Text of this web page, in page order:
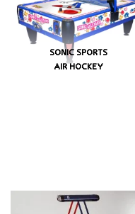
SONIC SPORTS
AIR HOCKEY